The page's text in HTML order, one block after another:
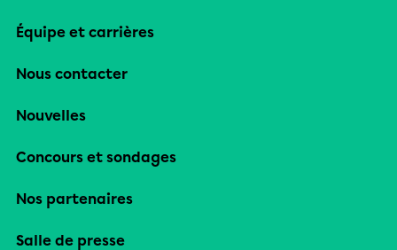
Équipe et carrières
Nous contacter
Nouvelles
Concours et sondages
Nos partenaires
Salle de presse